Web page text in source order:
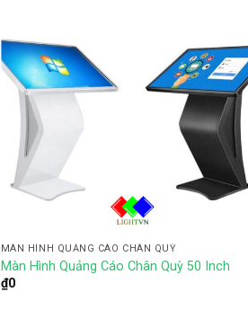
Add to
wishlist
MÀN HÌNH QUẢNG CÁO CHÂN QUỲ
Màn Hình Quảng Cáo Chân Quỳ 50 Inch
₫0